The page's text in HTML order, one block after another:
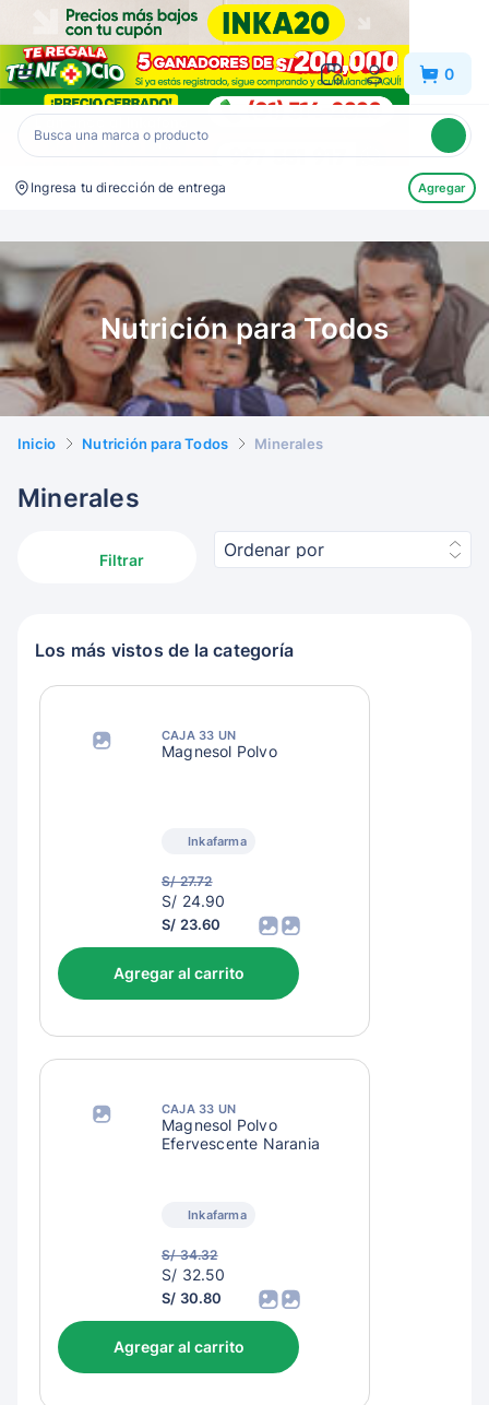
Inkafarma 0
Ingresa tu dirección de entrega Agregar
Nutrición para Todos
Inicio Nutrición para Todos Minerales
Minerales
Filtrar Ordenar por
Los más vistos de la categoría
CAJA 33 UN
Magnesol Polvo
Inkafarma
S/ 27.72
S/
27.90
S/ 24.90
S/ 23.60
Agregar al carrito
CAJA 33 UN
Magnesol Polvo
Efervescente Naranja
Inkafarma
S/ 34.32
S/
35.50
S/ 32.50
S/ 30.80
Agregar al carrito